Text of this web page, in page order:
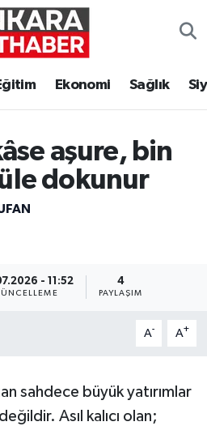
Ekonomi Sağlık
aşure, bin
dokunur
- 11:52 4
PAYLAŞIM
A- A+
sahdece büyük yatırımlar
Asıl kalıcı olan;
ve Fikstür